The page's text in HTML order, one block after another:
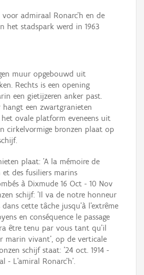
voor admiraal Ronarc'h en de
het stadspark werd in 1963
muur opgebouwd uit
Rechts is een opening
een gietijzeren anker past.
hangt een zwartgranieten
ovale platform eveneens uit
cirkelvormige bronzen plaat op
plaat: 'A la mémoire de
et des fusiliers marins
à Dixmude 16 Oct - 10 Nov
schijf: 'Il va de notre honneur
dans cette tâche jusqu'à l'extrême
en conséquence le passage
être tenu par vous tant qu'il
marin vivant', op de verticale
schijf staat: '24 oct. 1914 -
- L'amiral Ronarc'h'.